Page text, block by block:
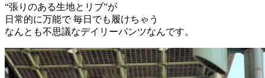
“張りのある生地とリブ”が
日常的に万能で 毎日でも履けちゃう
なんとも不思議なデイリーパンツなんです。